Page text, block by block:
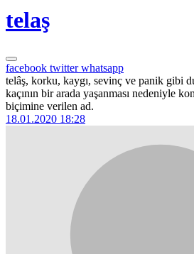
telaş
facebook twitterwhatsapp
telâş, korku, kaygı, sevinç ve panik gibi
kaçının bir arada yaşanması nedeniyle
biçimine verilen ad.
18.01.2020 18:28